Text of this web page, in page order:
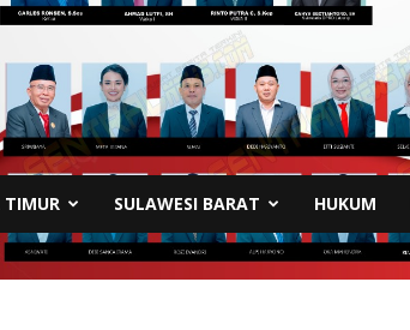
TIMUR SULAWESI BARAT HUKUM
dan Lempuk Durian di Seluma: Dorongan dari...